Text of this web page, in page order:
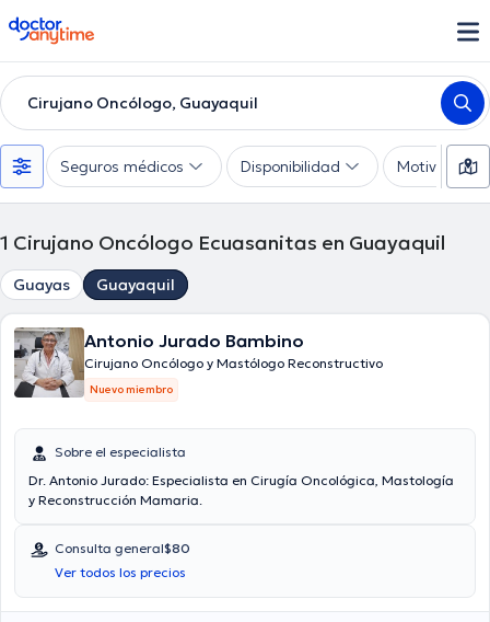
doctoranytime
Cirujano Oncólogo, Guayaquil
Seguros médicos Disponibilidad Motivo de
1 Cirujano Oncólogo Ecuasanitas en Guayaquil
Guayas Guayaquil
Antonio Jurado Bambino
Cirujano Oncólogo y Mastólogo Reconstructivo
Nuevo miembro
Sobre el especialista
Dr. Antonio Jurado: Especialista en Cirugía Oncológica, Mastología
y Reconstrucción Mamaria.
Consulta general$80
Ver todos los precios